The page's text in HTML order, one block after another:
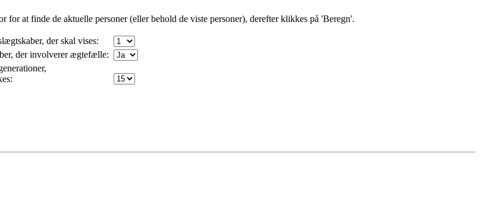
at finde de aktuelle personer (eller behold de viste personer), derefter klikkes på 'Beregn'.
der skal vises:
der involverer ægtefælle: